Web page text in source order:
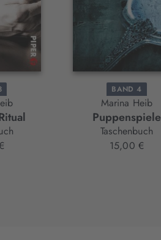
BAND 4
Marina Heib
Puppenspiele
Taschenbuch
15,00 €